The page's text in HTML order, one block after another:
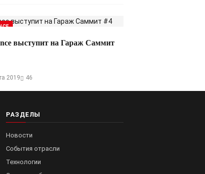
выступит на Гараж Саммит
2019 46
РАЗДЕЛЫ
Новости
События отрасли
Технологии